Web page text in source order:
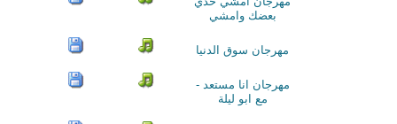
بعضك وامشي
مهرجان سوق الدنيا
مهرجان انا مستعد -
مع ابو ليلة